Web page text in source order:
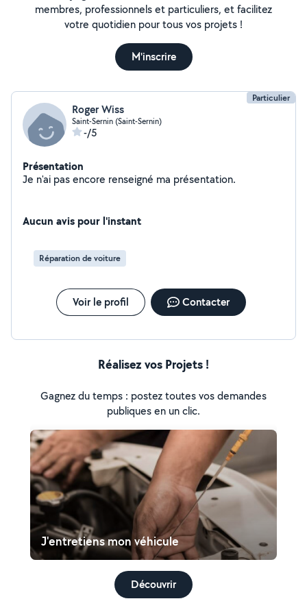
membres, professionnels et particuliers, et facilitez
votre quotidien pour tous vos projets !
M'inscrire
Particulier
Roger Wiss
Saint-Sernin (Saint-Sernin)
-/5
Présentation
Je n'ai pas encore renseigné ma présentation.
Aucun avis pour l'instant
Réparation de voiture
Voir le profil Contacter
Réalisez vos Projets !
Gagnez du temps : postez toutes vos demandes
publiques en un clic.
J'entretiens mon véhicule
Découvrir